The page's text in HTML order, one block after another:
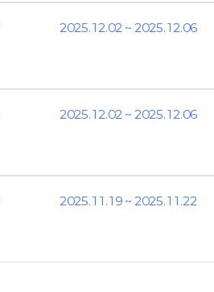
2025.12.02 ~ 2025.12.06
2025.12.02 ~ 2025.12.06
2025.11.19 ~ 2025.11.22